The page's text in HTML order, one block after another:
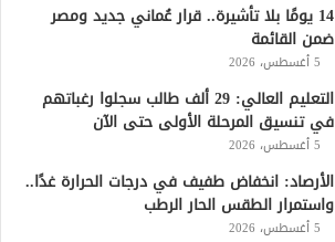
14 يومًا بلا تأشيرة.. قرار عُماني جديد ومصر
ضمن القائمة
5 أغسطس، 2026
التعليم العالي: 29 ألف طالب سجلوا رغباتهم
في تنسيق المرحلة الأولى حتى الآن
5 أغسطس، 2026
الأرصاد: انخفاض طفيف في درجات الحرارة غدًا..
واستمرار الطقس الحار الرطب
5 أغسطس، 2026